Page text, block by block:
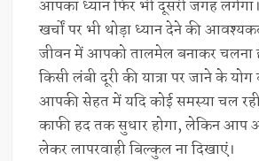
आपका ध्यान फिर भी दूसरी जगह
खर्चों पर भी थोड़ा ध्यान देने की
जीवन में आपको तालमेल बनाकर चलना
किसी लंबी दूरी की यात्रा पर जाने के
आपकी सेहत में यदि कोई समस्या चल
काफी हद तक सुधार होगा, लेकिन आप
लेकर लापरवाही बिल्कुल ना दिखाएं।